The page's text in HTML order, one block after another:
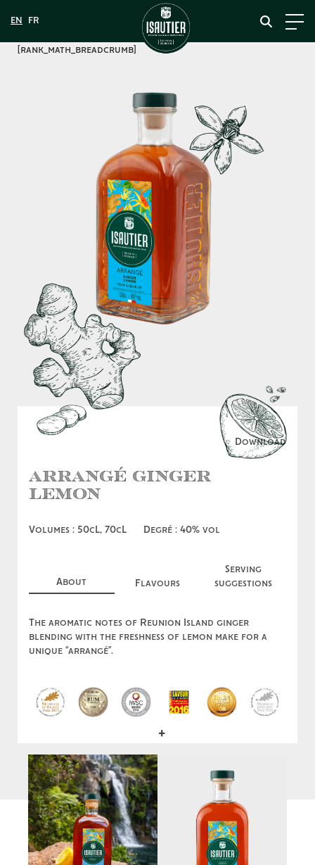
[rank_math_breadcrumb]
Download
Arrangé Ginger
Lemon
Volumes : 50cL, 70cL Degré : 40% vol
About Flavours
Serving
suggestions
The aromatic notes of Reunion Island ginger
blending with the freshness of lemon make for a
unique “arrangé”.